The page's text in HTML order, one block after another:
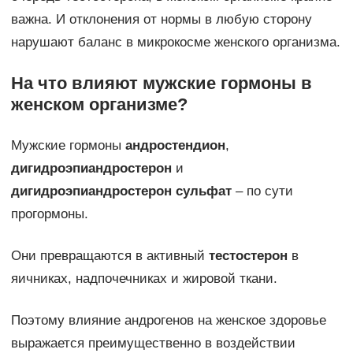
важна. И отклонения от нормы в любую сторону
нарушают баланс в микрокосме женского организма.
На что влияют мужские гормоны в
женском организме?
Мужские гормоны андростендион,
дигидроэпиандростерон и
дигидроэпиандростерон сульфат– по сути
прогормоны.
Они превращаются в активный тестостерон в
яичниках, надпочечниках и жировой ткани.
Поэтому влияние андрогенов на женское здоровье
выражается преимущественно в воздействии